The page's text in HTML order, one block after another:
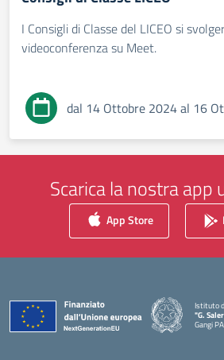
I Consigli di Classe del LICEO si
videoconferenza su Meet.
dal 14 Ottobre 2024 al 16
Scarica la nostra app
App Store
Istituto
"G.
Gangi PA
— Visita